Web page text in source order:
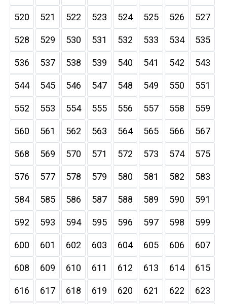
520 521 522 523 524 525 526 527
528 529 530 531 532 533 534 535
536 537 538 539 540 541 542 543
544 545 546 547 548 549 550 551
552 553 554 555 556 557 558 559
560 561 562 563 564 565 566 567
568 569 570 571 572 573 574 575
576 577 578 579 580 581 582 583
584 585 586 587 588 589 590 591
592 593 594 595 596 597 598 599
600 601 602 603 604 605 606 607
608 609 610 611 612 613 614 615
616 617 618 619 620 621 622 623